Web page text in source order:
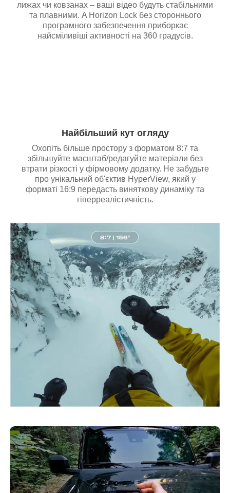
лижах чи ковзанах – ваші відео будуть стабільними
та плавними. A Horizon Lock без стороннього
програмного забезпечення приборкає
найсміливіші активності на 360 градусів.
Найбільший кут огляду
Охопіть більше простору з форматом 8:7 та
збільшуйте масштаб/редагуйте матеріали без
втрати різкості у фірмовому додатку. Не забудьте
про унікальний об'єктив HyperView, який у
форматі 16:9 передасть виняткову динаміку та
гіперреалістичність.